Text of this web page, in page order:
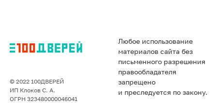
© 2022 100ДВЕРЕЙ
ИП Клоков С. А.
ОГРН 323480000046041
Любое использование
материалов сайта без
письменного разрешения
правообладателя
запрещено
и преследуется по закону.